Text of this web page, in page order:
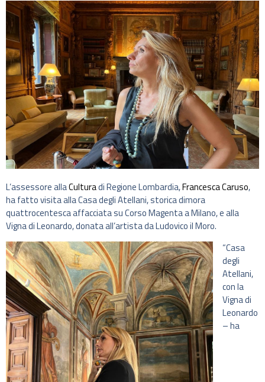
L’assessore allaCulturadi Regione Lombardia,Francesca Caruso,
ha fatto visita alla Casa degli Atellani, storica dimora
quattrocentesca affacciata su Corso Magenta a Milano, e alla
Vigna di Leonardo, donata all’artista da Ludovico il Moro.
“Casa
degli
Atellani,
con la
Vigna di
Leonardo
– ha